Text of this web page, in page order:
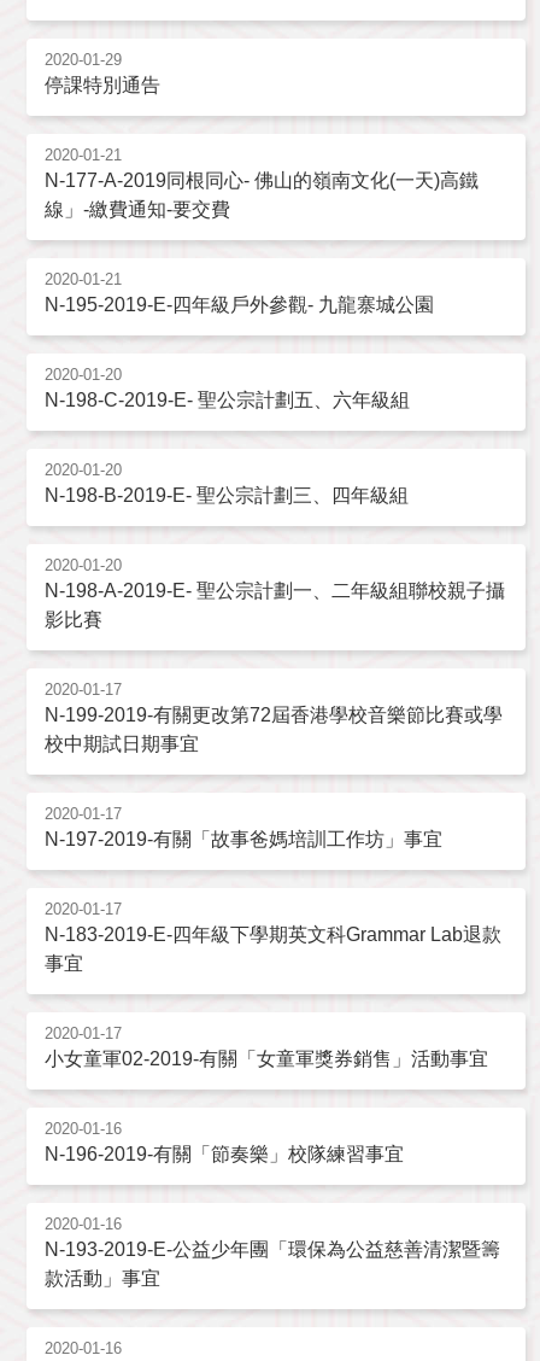
2020-01-29
停課特別通告
2020-01-21
N-177-A-2019同根同心- 佛山的嶺南文化(一天)高鐵
線」-繳費通知-要交費
2020-01-21
N-195-2019-E-四年級戶外參觀- 九龍寨城公園
2020-01-20
N-198-C-2019-E- 聖公宗計劃五、六年級組
2020-01-20
N-198-B-2019-E- 聖公宗計劃三、四年級組
2020-01-20
N-198-A-2019-E- 聖公宗計劃一、二年級組聯校親子攝
影比賽
2020-01-17
N-199-2019-有關更改第72屆香港學校音樂節比賽或學
校中期試日期事宜
2020-01-17
N-197-2019-有關「故事爸媽培訓工作坊」事宜
2020-01-17
N-183-2019-E-四年級下學期英文科Grammar Lab退款
事宜
2020-01-17
小女童軍02-2019-有關「女童軍獎券銷售」活動事宜
2020-01-16
N-196-2019-有關「節奏樂」校隊練習事宜
2020-01-16
N-193-2019-E-公益少年團「環保為公益慈善清潔暨籌
款活動」事宜
2020-01-16